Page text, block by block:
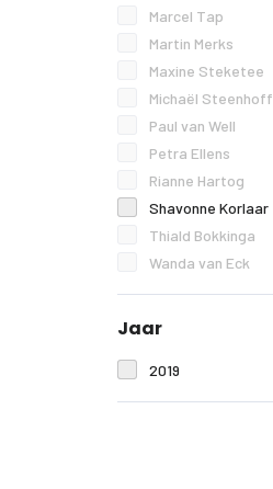
Marcel Tap
Martin Merks
Maxine Steketee
Michaël Steenhoff
Paul van Well
Petra Ellens
Rianne Hartog
Shavonne Korlaar
Thiald Bokkinga
Wanda van Eck
Jaar
2019